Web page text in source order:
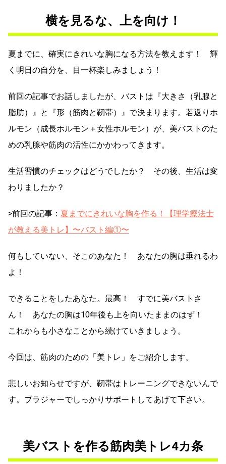
横を見るな、上を向け！
夏までに、確実にきれいな胸になる方法を教えます！ 輝
く明日の自分を、目一杯楽しみましょう！
前回の記事でお話しましたが、バストは『大きさ（乳腺と
脂肪）』と『形（筋肉と靭帯）』で決まります。若返りホ
ルモン（成長ホルモン＋女性ホルモン）が、美バストのた
めの乳腺や筋肉の活性にかかわってきます。
生活習慣のチェックはどうでしたか？ その後、生活は変
わりましたか？
>前回の記事： 夏までにきれいな胸を作る！【理学療法士
が教える美トレ】〜バスト編①〜
何もしていない、そこのあなた！ あなたの胸は垂れるわ
よ！
できることをしたあなた。最高！ すでに美バストさ
ん！ あなたの胸は10年後も上を向いたままのはず！
これからも小さなことから続けていきましょう。
今回は、筋肉のための「美トレ」をご紹介します。
悲しいお知らせですが、靭帯はトレーニングできないんで
す。ブラジャーでしっかりサポートしてあげて下さい。
美バストを作る筋肉美トレ4カ条